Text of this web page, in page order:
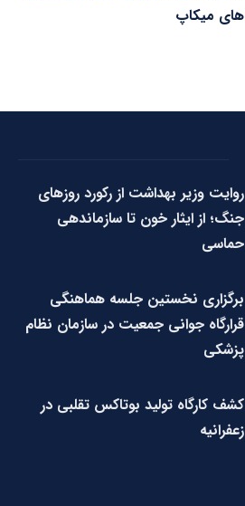
های میکاپ
روایت وزیر بهداشت از رکورد روزهای
جنگ؛ از ایثار خون تا سازماندهی
حماسی
برگزاری نخستین جلسه هماهنگی
قرارگاه جوانی جمعیت در سازمان نظام
پزشکی
کشف کارگاه تولید بوتاکس تقلبی در
زعفرانیه